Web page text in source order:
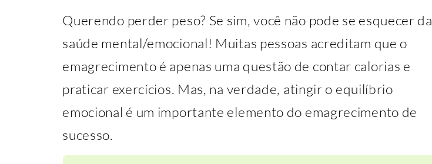
Querendo perder peso? Se sim, você não pode se esquecer da
saúde mental/emocional! Muitas pessoas acreditam que o
emagrecimento é apenas uma questão de contar calorias e
praticar exercícios. Mas, na verdade, atingir o equilíbrio
emocional é um importante elemento do emagrecimento de
sucesso.